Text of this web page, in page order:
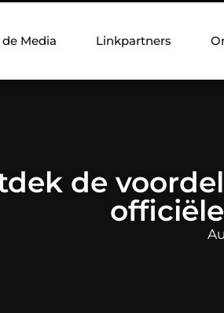
Media Linkpartners
de